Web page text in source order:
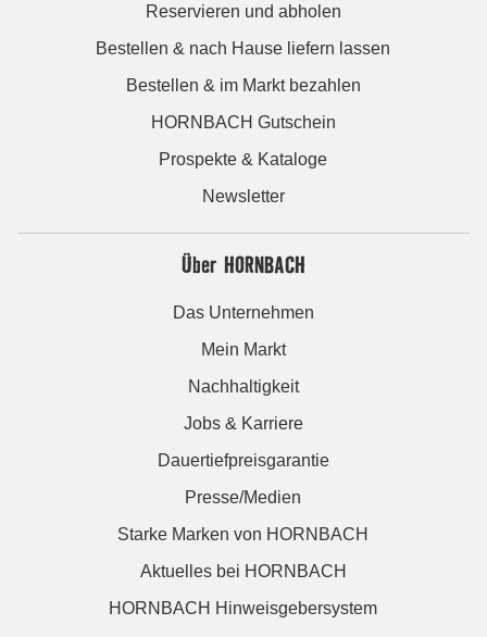
Reservieren und abholen
Bestellen & nach Hause liefern lassen
Bestellen & im Markt bezahlen
HORNBACH Gutschein
Prospekte & Kataloge
Newsletter
Über HORNBACH
Das Unternehmen
Mein Markt
Nachhaltigkeit
Jobs & Karriere
Dauertiefpreisgarantie
Presse/Medien
Starke Marken von HORNBACH
Aktuelles bei HORNBACH
HORNBACH Hinweisgebersystem